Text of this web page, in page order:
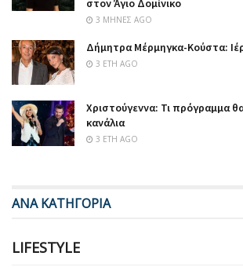
στον Άγιο Δομίνικο
3 ΜΉΝΕΣ AGO
Δήμητρα Μέρμηγκα-Κούστα:
3 ΈΤΗ AGO
Χριστούγεννα: Τι πρόγραμμα
κανάλια
3 ΈΤΗ AGO
ΑΝΑ ΚΑΤΗΓΟΡΙΑ
LIFESTYLE